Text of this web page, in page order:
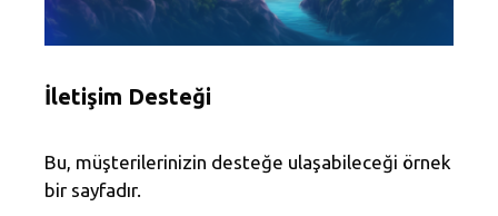
İletişim Desteği
Bu, müşterilerinizin desteğe ulaşabileceği örnek
bir sayfadır.